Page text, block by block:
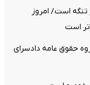
تنگه است/ امروز
است
حقوق عامه دادسرای